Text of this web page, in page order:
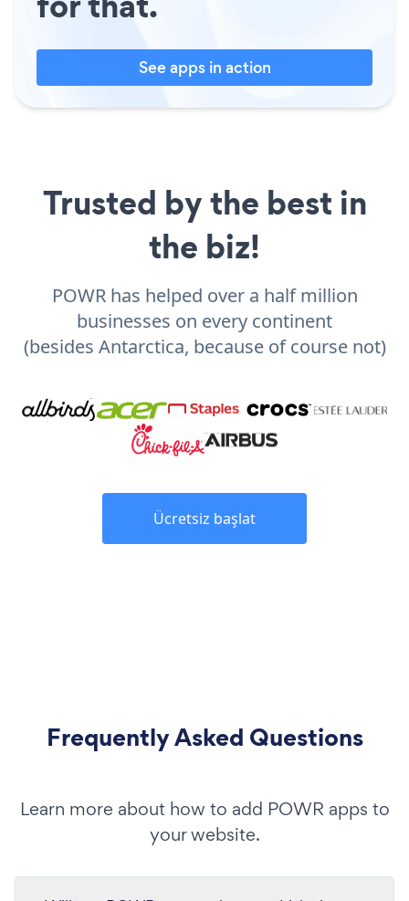
See apps in action
Trusted by the best in
the biz!
POWR has helped over a half million
businesses on every continent
(besides Antarctica, because of course not)
Ücretsiz başlat
Frequently Asked Questions
Learn more about how to add POWR apps to
your website.